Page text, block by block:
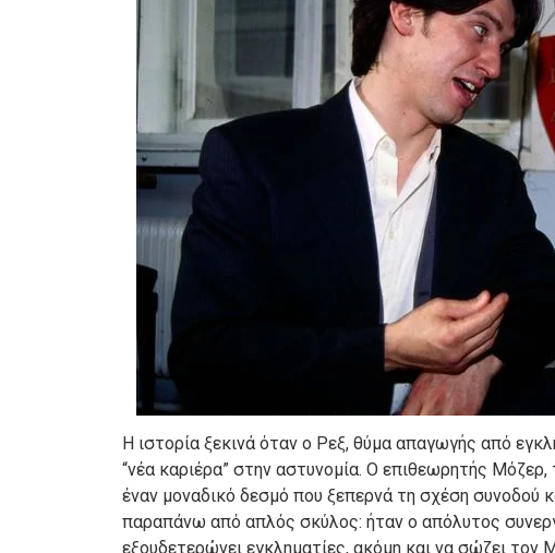
Η ιστορία ξεκινά όταν ο Ρεξ, θύμα απαγωγής από
“νέα καριέρα” στην αστυνομία. Ο επιθεωρητής
έναν μοναδικό δεσμό που ξεπερνά τη σχέση συνοδού
παραπάνω από απλός σκύλος: ήταν ο απόλυτος
εξουδετερώνει εγκληματίες, ακόμη και να σώζει τον